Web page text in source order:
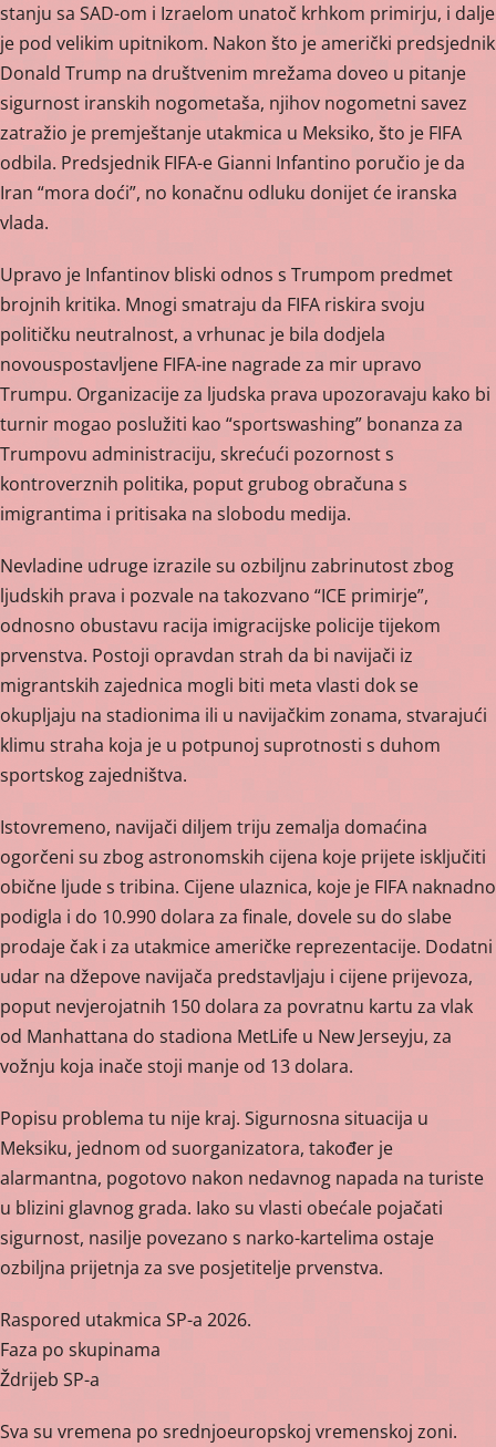
stanju sa SAD-om i Izraelom unatoč krhkom primirju, i dalje
je pod velikim upitnikom. Nakon što je američki predsjednik
Donald Trump na društvenim mrežama doveo u pitanje
sigurnost iranskih nogometaša, njihov nogometni savez
zatražio je premještanje utakmica u Meksiko, što je FIFA
odbila. Predsjednik FIFA-e Gianni Infantino poručio je da
Iran “mora doći”, no konačnu odluku donijet će iranska
vlada.
Upravo je Infantinov bliski odnos s Trumpom predmet
brojnih kritika. Mnogi smatraju da FIFA riskira svoju
političku neutralnost, a vrhunac je bila dodjela
novouspostavljene FIFA-ine nagrade za mir upravo
Trumpu. Organizacije za ljudska prava upozoravaju kako bi
turnir mogao poslužiti kao “sportswashing” bonanza za
Trumpovu administraciju, skrećući pozornost s
kontroverznih politika, poput grubog obračuna s
imigrantima i pritisaka na slobodu medija.
Nevladine udruge izrazile su ozbiljnu zabrinutost zbog
ljudskih prava i pozvale na takozvano “ICE primirje”,
odnosno obustavu racija imigracijske policije tijekom
prvenstva. Postoji opravdan strah da bi navijači iz
migrantskih zajednica mogli biti meta vlasti dok se
okupljaju na stadionima ili u navijačkim zonama, stvarajući
klimu straha koja je u potpunoj suprotnosti s duhom
sportskog zajedništva.
Istovremeno, navijači diljem triju zemalja domaćina
ogorčeni su zbog astronomskih cijena koje prijete isključiti
obične ljude s tribina. Cijene ulaznica, koje je FIFA naknadno
podigla i do 10.990 dolara za finale, dovele su do slabe
prodaje čak i za utakmice američke reprezentacije. Dodatni
udar na džepove navijača predstavljaju i cijene prijevoza,
poput nevjerojatnih 150 dolara za povratnu kartu za vlak
od Manhattana do stadiona MetLife u New Jerseyju, za
vožnju koja inače stoji manje od 13 dolara.
Popisu problema tu nije kraj. Sigurnosna situacija u
Meksiku, jednom od suorganizatora, također je
alarmantna, pogotovo nakon nedavnog napada na turiste
u blizini glavnog grada. Iako su vlasti obećale pojačati
sigurnost, nasilje povezano s narko-kartelima ostaje
ozbiljna prijetnja za sve posjetitelje prvenstva.
Raspored utakmica SP-a 2026.
Faza po skupinama
Ždrijeb SP-a
Sva su vremena po srednjoeuropskoj vremenskoj zoni.